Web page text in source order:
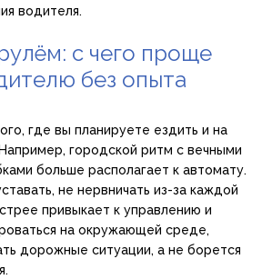
водителя.
с чего проще
без опыта
где вы планируете ездить и на
городской ритм с вечными
больше располагает к автомату.
не нервничать из-за каждой
привыкает к управлению и
на окружающей среде,
дорожные ситуации, а не борется